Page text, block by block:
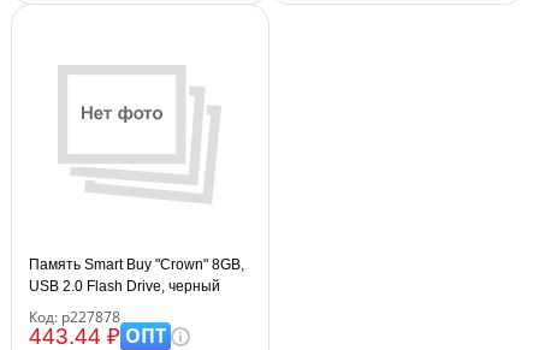
Память Smart Buy "Crown" 8GB,
USB 2.0 Flash Drive, черный
Код: р227878
443.44 ₽ОПТ